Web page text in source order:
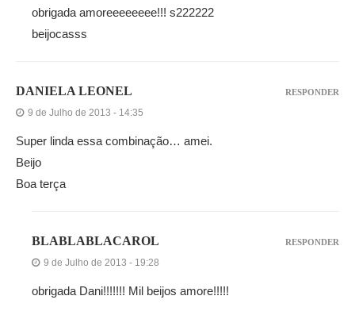
obrigada amoreeeeeeee!!! s222222
beijocasss
DANIELA LEONEL
9 de Julho de 2013 - 14:35
Super linda essa combinação… amei.
Beijo
Boa terça
RESPONDER
BLABLABLACAROL
9 de Julho de 2013 - 19:28
obrigada Dani!!!!!!! Mil beijos amore!!!!!
RESPONDER